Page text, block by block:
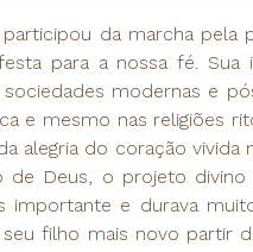
da marcha pela
para a nossa fé. Sua
modernas e
e mesmo nas religiões
alegria do coração vivida
de Deus, o projeto
e durava
filho mais novo partir